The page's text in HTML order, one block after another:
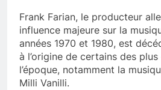
Frank Farian, le producteur
influence majeure sur la
années 1970 et 1980, est
à l’origine de certains des
l’époque, notamment la
Milli Vanilli.